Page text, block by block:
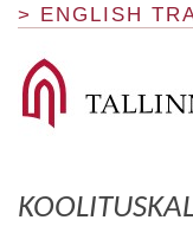
> ENGLISH